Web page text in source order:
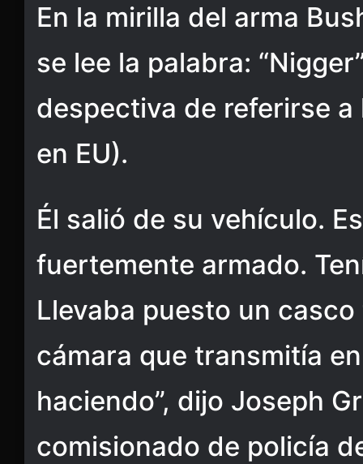
En la mirilla del arma
se lee la palabra:
despectiva de referirse
en EU).
Él salió de su vehículo.
fuertemente armado.
Llevaba puesto un
cámara que transmitía
haciendo”, dijo Joseph
comisionado de policía